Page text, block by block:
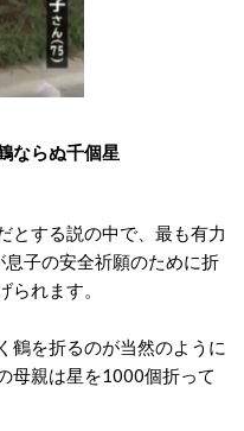
ならぬ千個星
とする説の中で、最も有力
子の安全祈願のために折
られます。
鶴を折るのが当然のように
母親は星を1000個折って